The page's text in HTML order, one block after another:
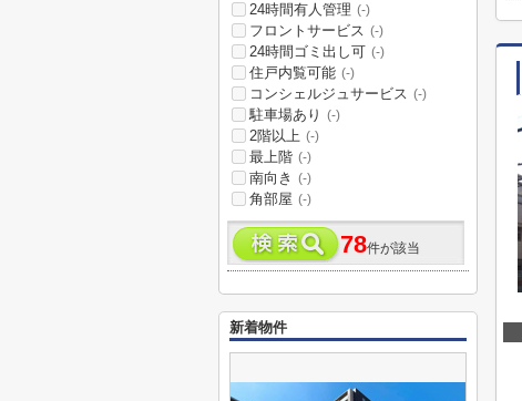
24時間有人管理 (-)
フロントサービス (-)
24時間ゴミ出し可 (-)
住戸内覧可能 (-)
コンシェルジュサービス (-)
駐車場あり (-)
2階以上 (-)
最上階 (-)
南向き (-)
角部屋 (-)
78件が該当
新着物件